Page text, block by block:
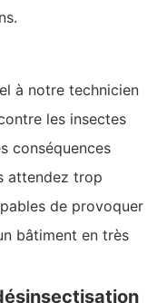
à notre technicien
les insectes
conséquences
attendez trop
de provoquer
bâtiment en très